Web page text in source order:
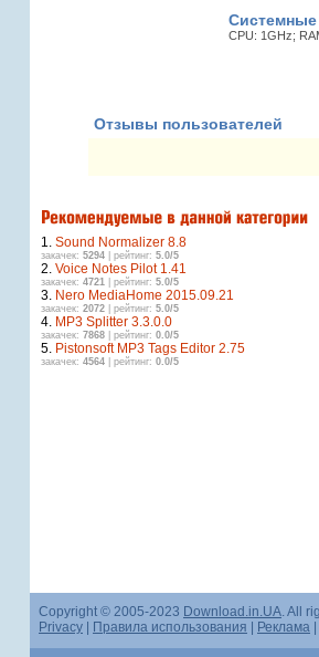
Системные
CPU: 1GHz;
Отзывы пользователей
1. Sound Normalizer 8.8
закачек: 5294 | рейтинг: 5.0/5
2. Voice Notes Pilot 1.41
закачек: 4721 | рейтинг: 5.0/5
3. Nero MediaHome 2015.09.21
закачек: 2072 | рейтинг: 5.0/5
4. MP3 Splitter 3.3.0.0
закачек: 7868 | рейтинг: 0.0/5
5. Pistonsoft MP3 Tags Editor 2.75
закачек: 4564 | рейтинг: 0.0/5
Copyright © 2005-2023 Download.in.UA. All
Privacy
Правила использования Реклама